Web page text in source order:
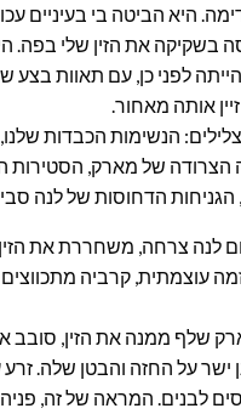
היא הביטה בי בעיניים
בשקיקה את הזין שלי בפה.
לפני כן, עם תאוות בצע
אותה מאחור.
הנשימות הכבדות שלנו,
הצרודה של מארק, הסטירות
הדחוסות של לנה
לנה צרחה, משחררת את
עוצמתית, קרביה מתכווצים
שלף ממנה את הזין, סובב
ישר על החזה והבטן שלה.
לבנים. המראה של זה,